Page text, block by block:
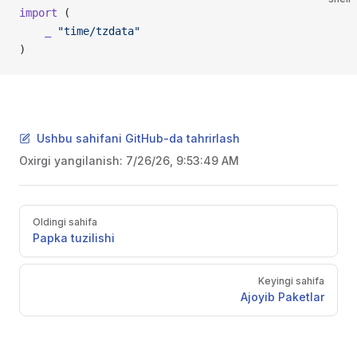
import (
"time/tzdata"
)
Ushbu sahifani GitHub-da tahrirlash
Oxirgi yangilanish: 7/26/26, 9:53:49 AM
Pager
Oldingi sahifa
Papka tuzilishi
Keyingi sahifa
Ajoyib Paketlar